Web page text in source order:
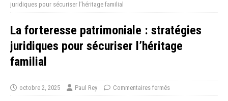
juridiques pour sécuriser l’héritage familial
La forteresse patrimoniale : stratégies
juridiques pour sécuriser l’héritage
familial
octobre 2, 2025 Paul Rey Commentaires fermés